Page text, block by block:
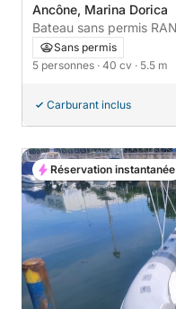
Ancône, Marina Dorica
Sans permis
5 personnes · 40 cv · 5.5 m
Carburant inclus
Réservation instantanée